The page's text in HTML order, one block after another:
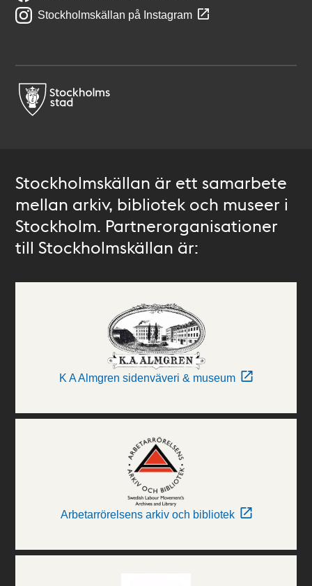
Stockholmskällan på Instagram
Stockholmskällan är ett samarbete
mellan arkiv, bibliotek och museer i
Stockholm. Partnerorganisationer
till Stockholmskällan är:
K A Almgren sidenväveri & museum
Arbetarrörelsens arkiv och bibliotek